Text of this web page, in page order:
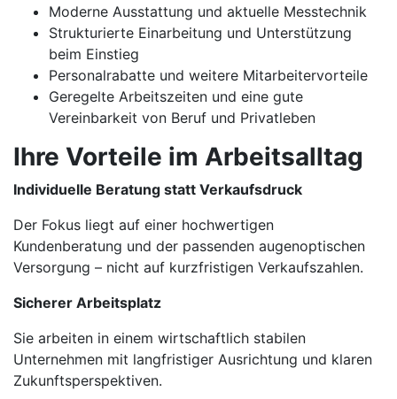
Moderne Ausstattung und aktuelle Messtechnik
Strukturierte Einarbeitung und Unterstützung
beim Einstieg
Personalrabatte und weitere Mitarbeitervorteile
Geregelte Arbeitszeiten und eine gute
Vereinbarkeit von Beruf und Privatleben
Ihre Vorteile im Arbeitsalltag
Individuelle Beratung statt Verkaufsdruck
Der Fokus liegt auf einer hochwertigen
Kundenberatung und der passenden augenoptischen
Versorgung – nicht auf kurzfristigen Verkaufszahlen.
Sicherer Arbeitsplatz
Sie arbeiten in einem wirtschaftlich stabilen
Unternehmen mit langfristiger Ausrichtung und klaren
Zukunftsperspektiven.